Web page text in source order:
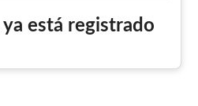
está registrado